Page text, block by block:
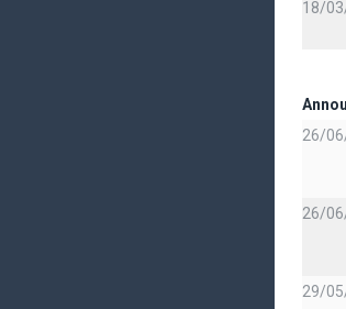
18/
26/
26/
29/